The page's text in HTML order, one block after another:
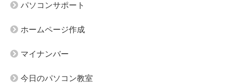
パソコンサポート
ホームページ作成
マイナンバー
今日のパソコン教室